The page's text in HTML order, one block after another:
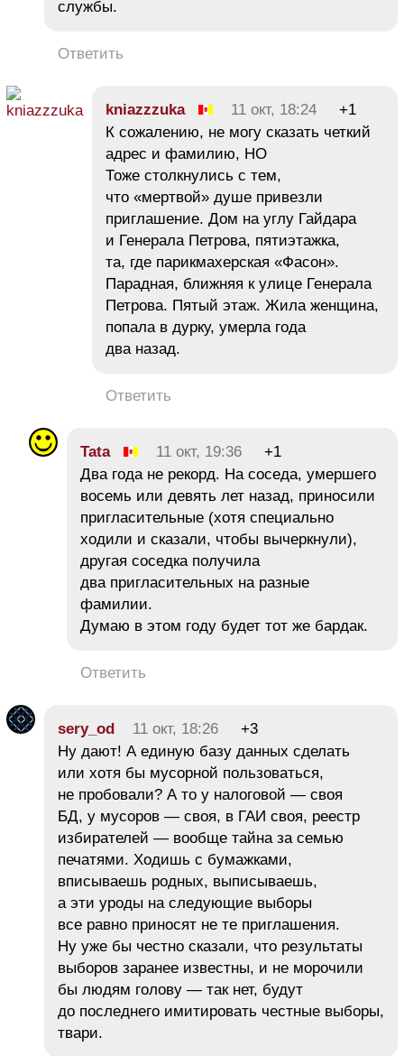
службы.
Ответить
kniazzzuka 11 окт, 18:24
+1
К сожалению, не могу сказать четкий
адрес и фамилию, НО
Тоже столкнулись с тем,
что «мертвой» душе привезли
приглашение. Дом на углу Гайдара
и Генерала Петрова, пятиэтажка,
та, где парикмахерская «Фасон».
Парадная, ближняя к улице Генерала
Петрова. Пятый этаж. Жила женщина,
попала в дурку, умерла года
два назад.
Ответить
Tata 11 окт, 19:36
+1
Два года не рекорд. На соседа, умершего
восемь или девять лет назад, приносили
пригласительные (хотя специально
ходили и сказали, чтобы вычеркнули),
другая соседка получила
два пригласительных на разные
фамилии.
Думаю в этом году будет тот же бардак.
Ответить
sery_od 11 окт, 18:26
+3
Ну дают! А единую базу данных сделать
или хотя бы мусорной пользоваться,
не пробовали? А то у налоговой — своя
БД, у мусоров — своя, в ГАИ своя, реестр
избирателей — вообще тайна за семью
печатями. Ходишь с бумажками,
вписываешь родных, выписываешь,
а эти уроды на следующие выборы
все равно приносят не те приглашения.
Ну уже бы честно сказали, что результаты
выборов заранее известны, и не морочили
бы людям голову — так нет, будут
до последнего имитировать честные выборы,
твари.